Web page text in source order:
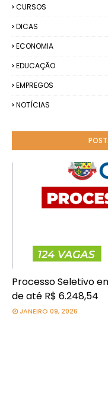
CURSOS
DICAS
ECONOMIA
EDUCAÇÃO
EMPREGOS
NOTÍCIAS
Processo Seletivo
de até R$ 6.248,54
JANEIRO 09, 2026